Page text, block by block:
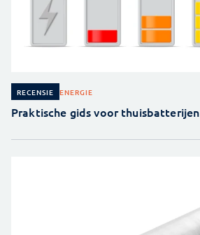
RECENSIE ENERGIE
Praktische gids voor thuisbatterijen